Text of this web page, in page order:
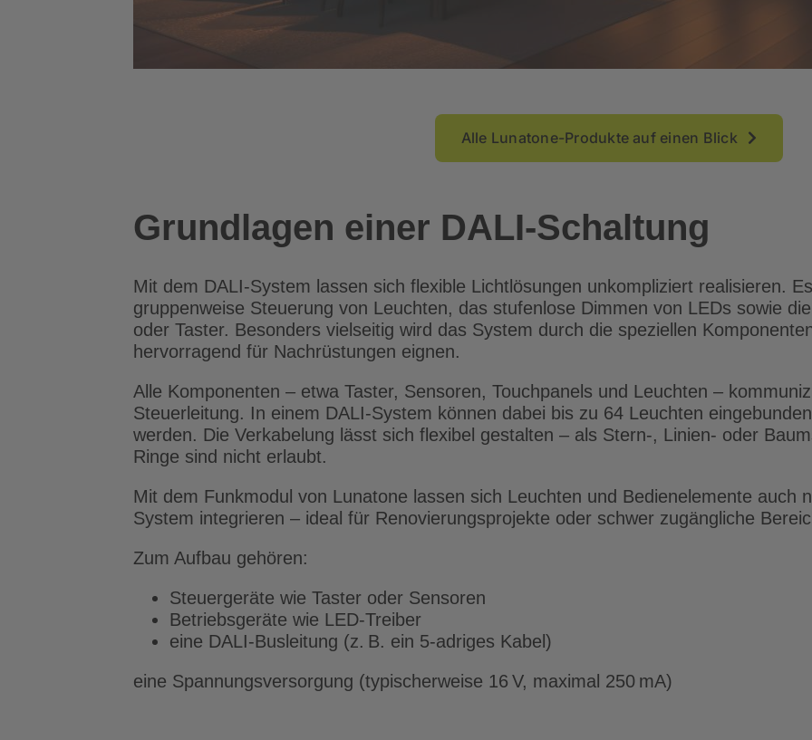
Alle Lunatone-Produkte auf einen Blick
Grundlagen einer DALI-Schaltung
Mit dem DALI-System lassen sich flexible Lichtlösungen unkompliziert realisieren.
gruppenweise Steuerung von Leuchten, das stufenlose Dimmen von LEDs sowie
oder Taster. Besonders vielseitig wird das System durch die speziellen
hervorragend für Nachrüstungen eignen.
Alle Komponenten – etwa Taster, Sensoren, Touchpanels und Leuchten –
Steuerleitung. In einem DALI-System können dabei bis zu 64 Leuchten
werden. Die Verkabelung lässt sich flexibel gestalten – als Stern-, Linien- oder
Ringe sind nicht erlaubt.
Mit dem Funkmodul von Lunatone lassen sich Leuchten und Bedienelemente auch
System integrieren – ideal für Renovierungsprojekte oder schwer zugängliche
Zum Aufbau gehören:
Steuergeräte wie Taster oder Sensoren
Betriebsgeräte wie LED-Treiber
eine DALI-Busleitung (z. B. ein 5-adriges Kabel)
eine Spannungsversorgung (typischerweise 16 V, maximal 250 mA)